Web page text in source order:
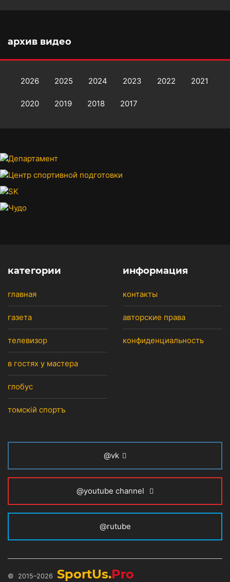
архив видео
2026 2025 2024 2023 2022 2021
2020 2019 2018 2017
категории
главная
газета
телевизор
в гостях у мастера
глобус
томскiй спортъ
информация
контакты
авторские права
конфиденциальность
@vk
@youtube channel
@rutube
© 2015–2026 SportUs.Pro